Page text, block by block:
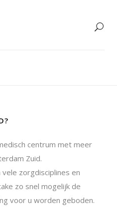
centrum met meer
Zuid.
zorgdisciplines en
zo snel mogelijk de
voor u worden geboden.